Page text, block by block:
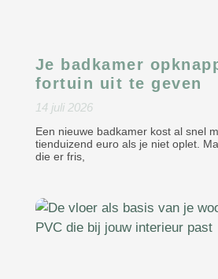
Je badkamer
fortuin uit te geven
14 juli 2026
Een nieuwe badkamer kost al snel
tienduizend euro als je niet oplet.
die er fris,